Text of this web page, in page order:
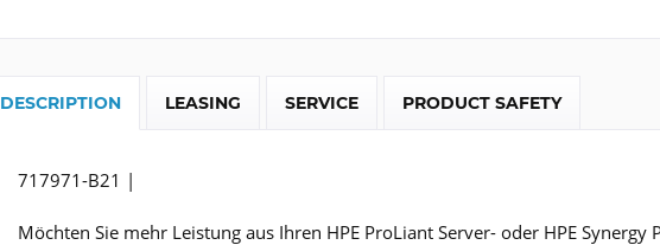
DESCRIPTION LEASING SERVICE PRODUCT SAFETY
717971-B21 |
Möchten Sie mehr Leistung aus Ihren HPE ProLiant Server- oder HPE